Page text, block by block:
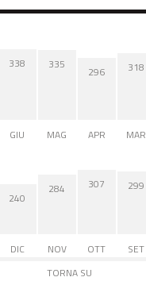
338
GIU
335
MAG
296
APR
318
MAR
240
DIC
284
NOV
307
OTT
299
SET
TORNA SU